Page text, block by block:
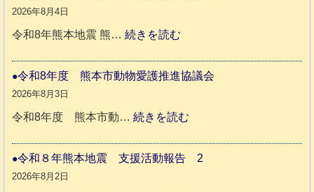
人
ホ
日
記
本
支
2026年8月4日
令和8年熊本地震 熊…続きを読む
災
ッ
一
令和8年度 熊本市動物愛護推進協議会
2026年8月3日
令和8年度 熊本市動…続きを読む
和
令和８年熊本地震 支援活動報告 2
2026年8月2日